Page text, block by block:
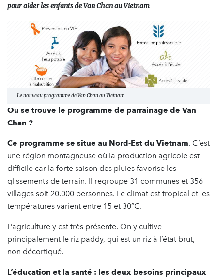
pour aider les enfants de Van Chan au Vietnam
Le nouveau programme de Van Chan au Vietnam
Où se trouve le programme de parrainage de Van
Chan ?
Ce programme se situe au Nord-Est du Vietnam. C’est
une région montagneuse où la production agricole est
difficile car la forte saison des pluies favorise les
glissements de terrain. Il regroupe 31 communes et 356
villages soit 20.000 personnes. Le climat est tropical et les
températures varient entre 15 et 30°C.
L’agriculture y est très présente. On y cultive
principalement le riz paddy, qui est un riz à l’état brut,
non décortiqué.
L’éducation et la santé : les deux besoins principaux